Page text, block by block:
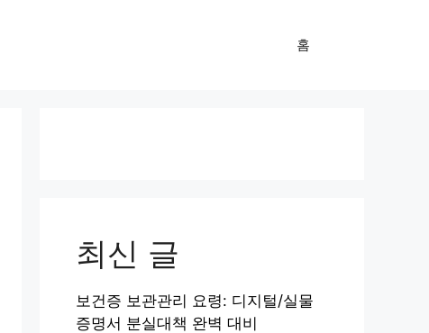
홈
최신 글
보건증 보관관리 요령: 디지털/실물
증명서 분실대책 완벽 대비